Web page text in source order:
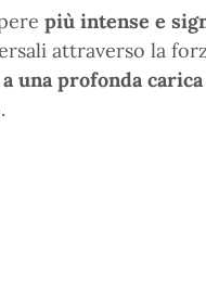
più intense e
attraverso la
una profonda